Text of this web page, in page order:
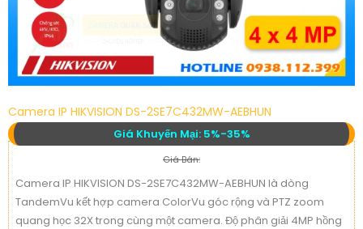
Camera IP HIKVISION DS-2SE7C432MW-AEBHUN
Giá Khuyến Mại: 5%-35%
Giá Bán:
Camera IP HIKVISION DS-2SE7C432MW-AEBHUN là dòng
TandemVu kết hợp camera ColorVu góc rộng và PTZ zoom
quang học 32X trong cùng một camera. Độ phân giải 4MP hồng